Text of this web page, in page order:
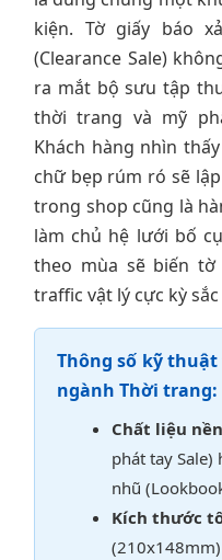
kiện. Tờ giấy báo
(Clearance Sale)
ra mắt bộ sưu tập
thời trang và mỹ
Khách hàng nhìn
chữ bẹp rúm ró sẽ
trong shop cũng là
làm chủ hệ lưới bố
theo mùa sẽ biến tờ
traffic vật lý cực kỳ
Thông số kỹ
ngành Thời trang:
Chất liệu
phát tay Sale)
nhũ
Kích thước